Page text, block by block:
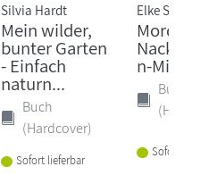
Silvia Hardt
Mein wilder,
bunter Garten
- Einfach
naturn...
Buch
(Hardcover)
Sofort lieferbar
Elke
Mord im
n-Milieu
Buch
Sofort